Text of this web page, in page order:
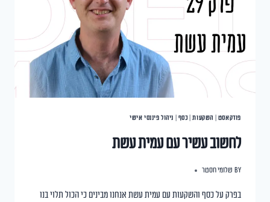
פודקאסט השקעות|כסף ניהול פיננסי אישי
לחשוב עשיר עם עמית עשת
By שלומי חסטר
בפרק על כסף והשקעות עם עמית עשת אנחנו מבינים כי הכול תלוי בנו